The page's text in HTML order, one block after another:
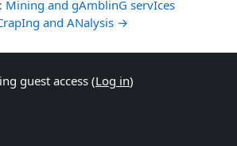
Mining and gAmblinG servIces
and ANalysis →
guest access (Log in)